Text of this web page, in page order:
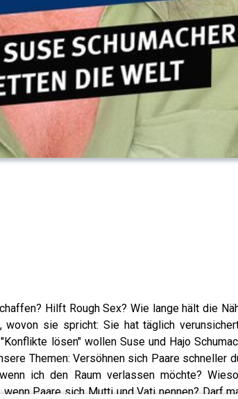
Hilft Rough Sex? Wie lange hält die
wovon sie spricht: Sie hat täglich
lösen" wollen Suse und Hajo
Themen: Versöhnen sich Paare schneller
ich den Raum verlassen möchte?
Paare sich Mutti und Vati nennen? Darf